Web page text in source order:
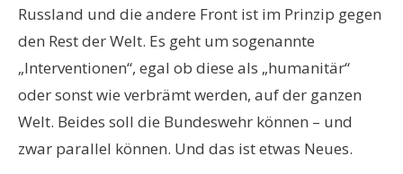
Russland und die andere Front ist im Prinzip gegen
den Rest der Welt. Es geht um sogenannte
„Interventionen“, egal ob diese als „humanitär“
oder sonst wie verbrämt werden, auf der ganzen
Welt. Beides soll die Bundeswehr können – und
zwar parallel können. Und das ist etwas Neues.